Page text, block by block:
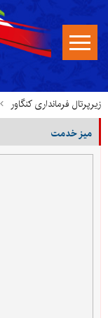
زیرپرتال فرمانداری کنگاور
میز خدمت